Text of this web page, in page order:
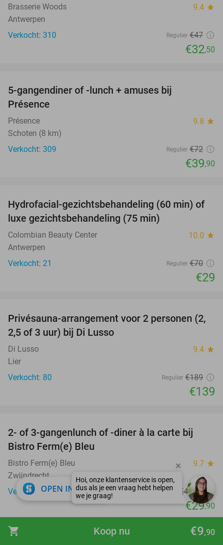
shopping_cart €9,90
Koop nu
Brasserie Woods 9.4 star
Antwerpen
Verkocht: 310
Regulier €47
€32,50
5-gangendiner of -lunch + amuses bij
Présence
Présence 9.8 star
Schoten (8 km)
Verkocht: 309
Regulier €72
€39,90
59%
Hydrofacial-gezichtsbehandeling (60 min) of
luxe gezichtsbehandeling (75 min)
Colombian Beauty Center 10.0 star
Antwerpen
Verkocht: 21
Regulier €70
€29
26%
Privésauna-arrangement voor 2 personen (2,
2,5 of 3 uur) bij Di Lusso
Di Lusso 9.4 star
Lier
Verkocht: 80
Regulier €189
€139
37%
2- of 3-gangenlunch of -diner à la carte bij
Bistro Ferm(e) Bleu
Bistro Ferm(e) Bleu 9.7 star
Zwijndrecht
Verkocht: 342
Regulier €47,80
€29,90
OPEN IN APP close